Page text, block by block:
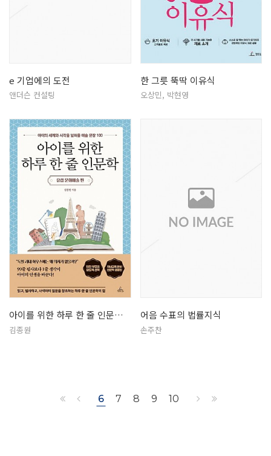
e 기업에의 도전
앤더슨 컨설팅
한 그릇 뚝딱 이유식
오상민, 박현영
아이를 위한 하루 한 줄 인문학: 유…
김종원
어음 수표의 법률지식
손주찬
6 7 8 9 10